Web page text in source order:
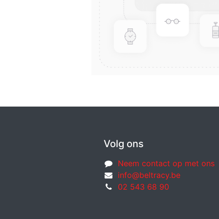
Volg ons
Neem contact op met ons
info@beltracy.be
02 543 68 90